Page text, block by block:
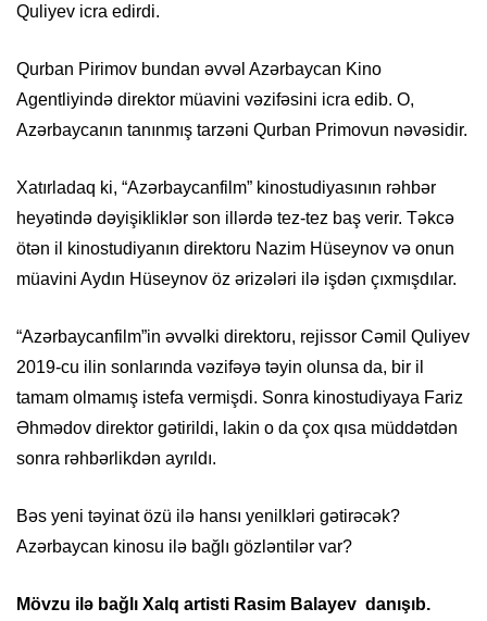
Quliyev icra edirdi.
Qurban Pirimov bundan əvvəl Azərbaycan Kino
Agentliyində direktor müavini vəzifəsini icra edib. O,
Azərbaycanın tanınmış tarzəni Qurban Primovun nəvəsidir.
Xatırladaq ki, “Azərbaycanfilm” kinostudiyasının rəhbər
heyətində dəyişikliklər son illərdə tez-tez baş verir. Təkcə
ötən il kinostudiyanın direktoru Nazim Hüseynov və onun
müavini Aydın Hüseynov öz ərizələri ilə işdən çıxmışdılar.
“Azərbaycanfilm”in əvvəlki direktoru, rejissor Cəmil Quliyev
2019-cu ilin sonlarında vəzifəyə təyin olunsa da, bir il
tamam olmamış istefa vermişdi. Sonra kinostudiyaya Fariz
Əhmədov direktor gətirildi, lakin o da çox qısa müddətdən
sonra rəhbərlikdən ayrıldı.
Bəs yeni təyinat özü ilə hansı yenilkləri gətirəcək?
Azərbaycan kinosu ilə bağlı gözləntilər var?
Mövzu ilə bağlı Xalq artisti Rasim Balayev danışıb.